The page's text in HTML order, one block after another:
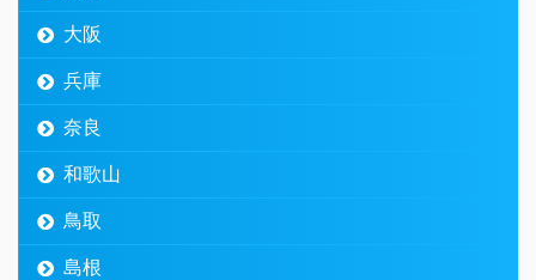
大阪
兵庫
奈良
和歌山
鳥取
島根